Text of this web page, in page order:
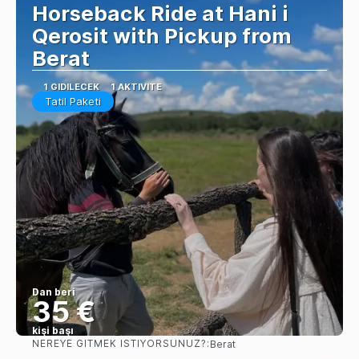
Horseback Ride at Hani i
Qerosit with Pickup from
Berat
1 GIDILECEK 1 AKTIVITE
Tatil Paketi
Dan beri
35 €
kişi başı
Görüntüle
NEREYE GITMEK ISTIYORSUNUZ?: Berat